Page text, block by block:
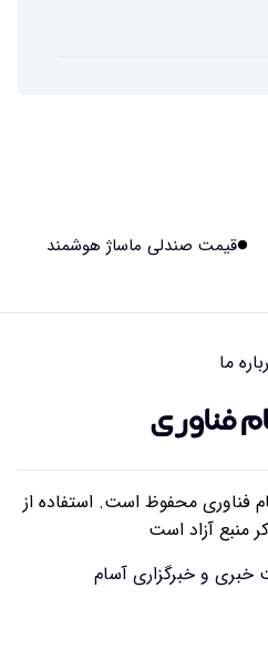
مغز انسان کمک کردند؟
قیمت صندلی ماساژ هوشمند
ما
فناوری محفوظ است. استفاده از
منبع آزاد است
و خبرگزاری آسام